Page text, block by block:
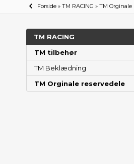
Forside » TM RACING » TM Orginale
TM RACING
TM tilbehør
TM Beklædning
TM Orginale reservedele